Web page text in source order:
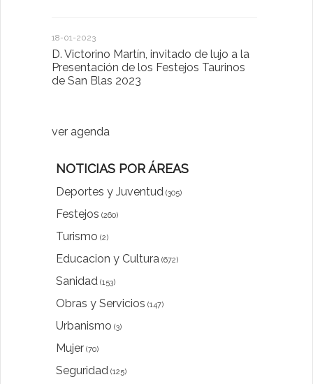
18-01-2023
D. Victorino Martín, invitado de lujo a la
Presentación de los Festejos Taurinos
de San Blas 2023
ver agenda
NOTICIAS POR ÁREAS
Deportes y Juventud (305)
Festejos (260)
Turismo (2)
Educacion y Cultura (672)
Sanidad (153)
Obras y Servicios (147)
Urbanismo (3)
Mujer (70)
Seguridad (125)